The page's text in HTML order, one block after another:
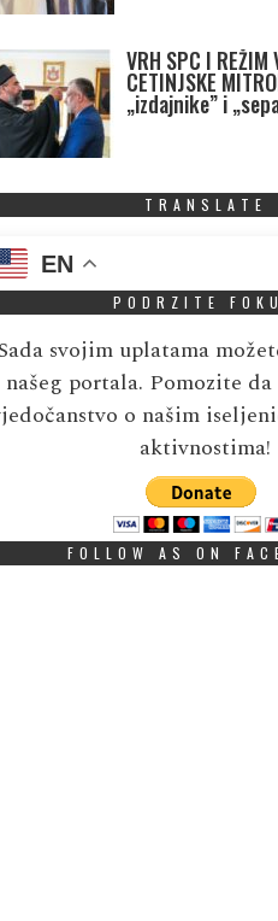
VRH SPC I REŽIM
CETINJSKE
„izdajnike” i
TRANSLATE
EN
PODRZITE
svojim uplatama
našeg portala. Pomozite
o našim
aktivnostima!
FOLLOW AS ON